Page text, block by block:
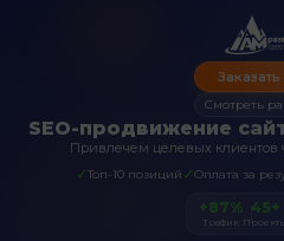
SEO-продвижение
Привлечем целевых клиентов
✓Топ-10 позиций ✓Оплата за
Заказать
Смотреть
+87%
Трафик
45+